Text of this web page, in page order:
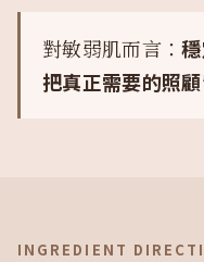
對敏弱肌而言：
把真正需要的照顧
INGREDIENT